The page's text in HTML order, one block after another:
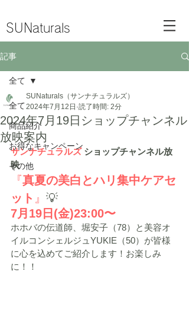
SUNaturals
記事
全て
商品紹介
お得なキャンペーン
その他
全て
2024年7月19日ショップチャンネル
放映案内
SUNaturals（サンナチュラルズ）
2024年7月12日 読了時間: 2分
サンナチュラルズ ショップチャンネル放
映
『真夏の美白とハリ集中ケアセ
ット 』 💡
7月19日(金)23:00〜
ホホバの伝道師、堀安子（78）と美容オ
イルコンシェルジュYUKIE（50）が皆様
に心を込めてご紹介します！お楽しみ
に！！